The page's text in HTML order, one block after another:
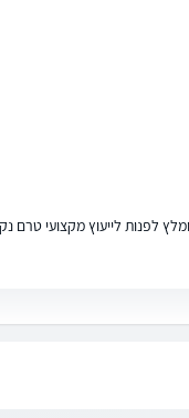
לפנות לייעוץ מקצועי